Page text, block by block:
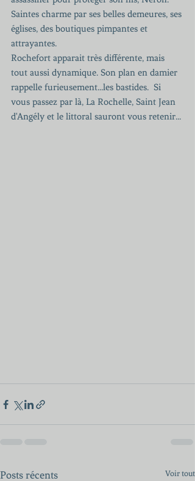
Saintes charme par ses belles demeures, ses
églises, des boutiques pimpantes et
attrayantes.
Rochefort apparait très différente, mais
tout aussi dynamique. Son plan en damier
rappelle furieusement...les bastides.  Si
vous passez par là, La Rochelle, Saint Jean
d'Angély et le littoral sauront vous retenir...
Posts récents Voir tout